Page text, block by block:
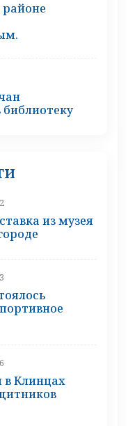
из музея
в Клинцах